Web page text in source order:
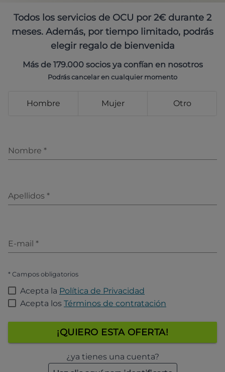
Todos los servicios de OCU por 2€ durante 2
meses. Además, por tiempo limitado, podrás
elegir regalo de bienvenida
Más de 179.000 socios ya confían en nosotros
Podrás cancelar en cualquier momento
Hombre Mujer Otro
Nombre *
Apellidos *
E-mail *
* Campos obligatorios
Acepta la Política de Privacidad
Acepta los Términos de contratación
¡QUIERO ESTA OFERTA!
¿ya tienes una cuenta?